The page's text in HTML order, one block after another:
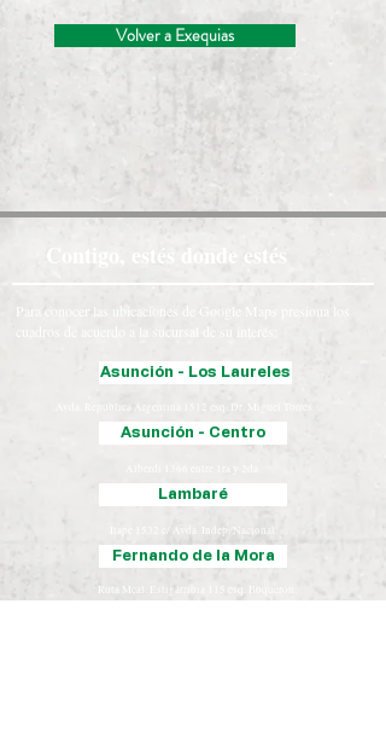
Volver a Exequias
Contigo, estés donde estés
Para conocer las ubicaciones de Google Maps presiona los
cuadros de acuerdo a la sucursal de su interés:
Asunción - Los Laureles
Avda. República Argentina 1512 esq. Dr. Miguel Torres.
Asunción - Centro
Lambaré
Itape 1532 c/ Avda. Indep. Nacional.
Fernando de la Mora
Ruta Mcal. Estigarribia 115 esq. Boquerón.